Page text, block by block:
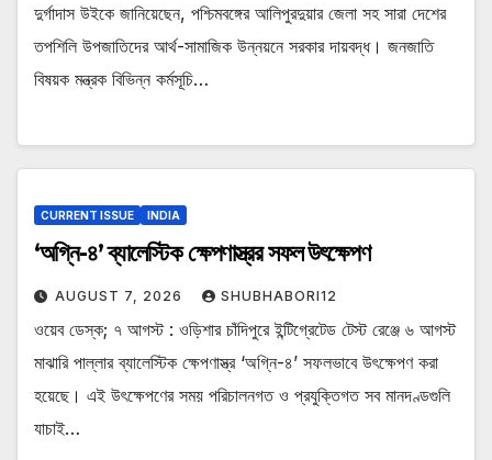
দুর্গাদাস উইকে জানিয়েছেন, পশ্চিমবঙ্গের আলিপুরদুয়ার জেলা সহ সারা দেশের
তপশিলি উপজাতিদের আর্থ-সামাজিক উন্নয়নে সরকার দায়বদ্ধ। জনজাতি
বিষয়ক মন্ত্রক বিভিন্ন কর্মসূচি…
CURRENT ISSUE INDIA
‘অগ্নি-৪’ ব্যালেস্টিক ক্ষেপণাস্ত্রর সফল উৎক্ষেপণ
AUGUST 7, 2026 SHUBHABORI12
ওয়েব ডেস্ক; ৭ আগস্ট : ওড়িশার চাঁদিপুরে ইন্টিগ্রেটেড টেস্ট রেঞ্জে ৬ আগস্ট
মাঝারি পাল্লার ব্যালেস্টিক ক্ষেপণাস্ত্র ‘অগ্নি-৪’ সফলভাবে উৎক্ষেপণ করা
হয়েছে। এই উৎক্ষেপণের সময় পরিচালনগত ও প্রযুক্তিগত সব মানদণ্ডগুলি
যাচাই…